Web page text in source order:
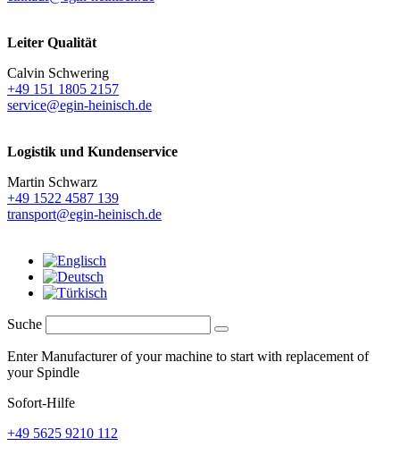
Leiter Qualität
Calvin Schwering
+49 151 1805 2157
service@egin-heinisch.de
Logistik und Kundenservice
Martin Schwarz
+49 1522 4587 139
transport@egin-heinisch.de
Suche
Enter Manufacturer of your machine to start with replacement of
your Spindle
Sofort-Hilfe
+49 5625 9210 112